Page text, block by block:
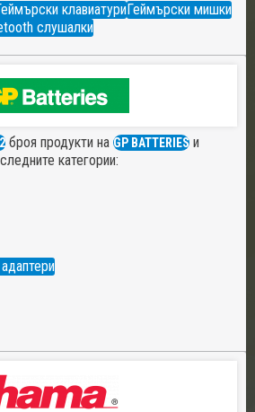
клавиатуриГеймърски мишки
слушалки
броя продукти на GP BATTERIES и
категории: